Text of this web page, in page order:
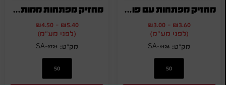
מחזיק מפתחות עם פותחן בקבוקים
₪3.60
-
₪3.00
(לפני מע"מ)
SA-1126
מחזיק מפתחות ממותג פנס ופותחן
₪5.40
-
₪4.50
(לפני מע"מ)
SA-9721